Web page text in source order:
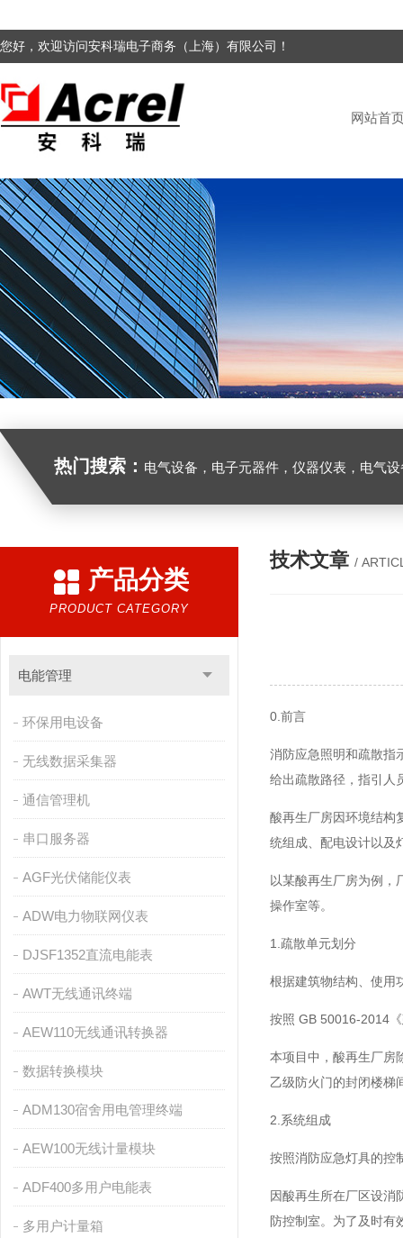
您好，欢迎访问安科瑞电子商务（上海）有限公司！
网站首
热门搜索： 电气设备，电子元器件，仪器仪表，电气
产品分类
PRODUCT CATEGORY
电能管理
环保用电设备
无线数据采集器
通信管理机
串口服务器
AGF光伏储能仪表
ADW电力物联网仪表
DJSF1352直流电能表
AWT无线通讯终端
AEW110无线通讯转换器
数据转换模块
ADM130宿舍用电管理终端
AEW100无线计量模块
ADF400多用户电能表
多用户计量箱
技术文章 /
0.前言
消防应急照明和疏散指
给出疏散路径，指引人
酸再生厂房因环境结构
统组成、配电设计以及
以某酸再生厂房为例，
操作室等。
1.疏散单元划分
根据建筑物结构、使用
按照 GB 50016-2014
本项目中，酸再生厂房
乙级防火门的封闭楼梯
2.系统组成
按照消防应急灯具的控
因酸再生所在厂区设消
防控制室。为了及时有